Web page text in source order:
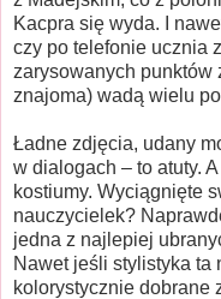
Kacpra się wyda. I
czy po telefonie ucznia
zarysowanych punktów
znajoma) wadą wielu
Ładne zdjęcia, udany
w dialogach – to atuty.
kostiumy. Wyciągnięte
nauczycielek?
jedna z najlepiej
Nawet jeśli stylistyka ta
kolorystycznie dobrane